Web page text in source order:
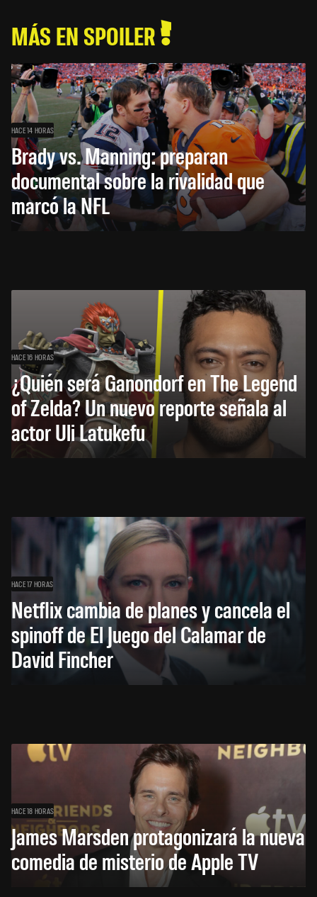
MÁS EN SPOILER
HACE 14 HORAS
Brady vs. Manning: preparan
documental sobre la rivalidad que
marcó la NFL
HACE 16 HORAS
¿Quién será Ganondorf en The Legend
of Zelda? Un nuevo reporte señala al
actor Uli Latukefu
HACE 17 HORAS
Netflix cambia de planes y cancela el
spinoff de El Juego del Calamar de
David Fincher
HACE 18 HORAS
James Marsden protagonizará la nueva
comedia de misterio de Apple TV